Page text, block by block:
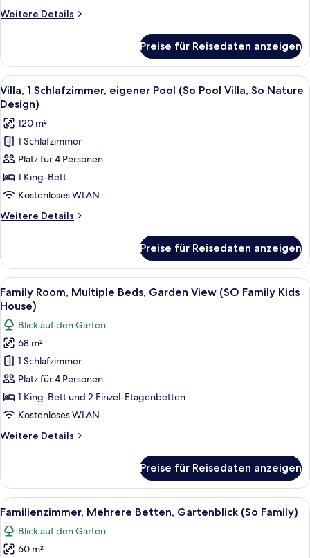
Weitere Details
Weitere
2 Einzelbetten,
Gartenblick
(So
Comfy)
Preise für Reisedaten anzeigen
Alle
Fotos
für
Villa,
Schlafzimmer,
eigener
Pool
(So
Pool
So
Nature
Design)
anzeigen
Villa, 1 Schlafzimmer, eigener Pool
7
Villa, 1 Schlafzimmer, eigener Pool (So Pool Villa, So Nature
Design)
120 m²
1 Schlafzimmer
Platz für 4 Personen
1 King-Bett
Kostenloses WLAN
Weitere Details
Weitere
1
Schlafzimmer,
eigener
Pool
Pool
Villa,
So
Nature
Design)
Preise für Reisedaten anzeigen
Alle
Fotos
für
Family
Room,
Multiple
Beds,
Garden
View
Family
anzeigen
Ein Hotelzimmer mit Bett, Esstisch
9
Family Room, Multiple Beds, Garden View (SO Family Kids
House)
Blick auf den Garten
68 m²
1 Schlafzimmer
Platz für 4 Personen
1 King-Bett und 2 Einzel-Etagenbetten
Kostenloses WLAN
Weitere Details
Weitere
Room,
Multiple
Beds,
View
(SO
Preise für Reisedaten anzeigen
Alle
Fotos
für
Familienzimmer,
Ein modernes Hotelzimmer mit
8
Familienzimmer, Mehrere Betten, Gartenblick (So Family)
Blick auf den Garten
60 m²